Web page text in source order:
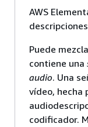
AWS
Puede
contiene una
audio. Una
vídeo, hecha
codificador.